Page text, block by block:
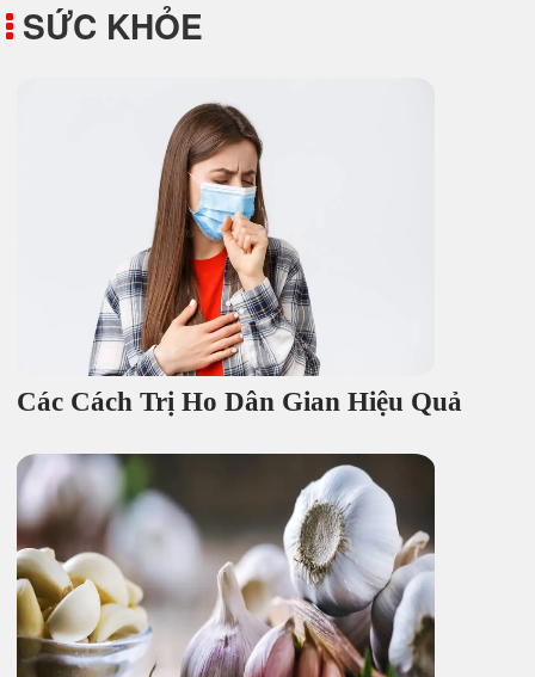
SỨC KHỎE
Các Cách Trị Ho Dân Gian Hiệu Quả